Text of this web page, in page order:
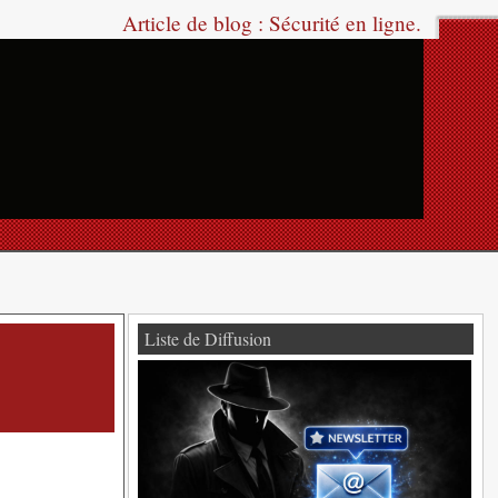
Article de blog : Sécurité en ligne.
Liste de Diffusion